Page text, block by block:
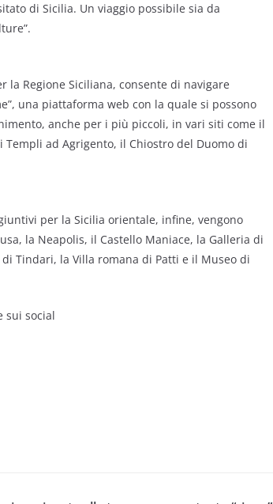
di Sicilia. Un viaggio possibile sia da
la Regione Siciliana, consente di navigare
una piattaforma web con la quale si possono
anche per i più piccoli, in vari siti come il
Templi ad Agrigento, il Chiostro del Duomo di
per la Sicilia orientale, infine, vengono
la Neapolis, il Castello Maniace, la Galleria di
Tindari, la Villa romana di Patti e il Museo di
sui social